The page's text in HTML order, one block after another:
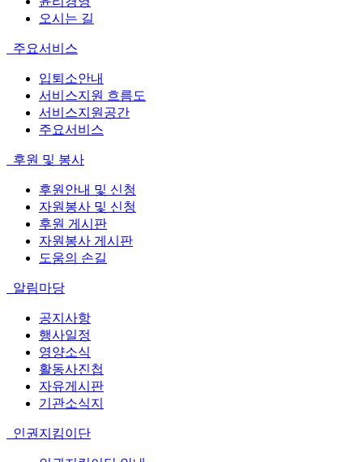
오시는 길
주요서비스
입퇴소안내
서비스지원 흐름도
서비스지원공간
주요서비스
후원 및 봉사
후원안내 및 신청
자원봉사 및 신청
후원 게시판
자원봉사 게시판
도움의 손길
알림마당
공지사항
행사일정
영양소식
활동사진첩
자유게시판
기관소식지
인권지킴이단